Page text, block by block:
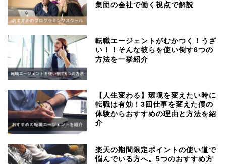
集団の会社で働く視点で解説
転職エージェントがむかつく！うざ
い！！そんな彼らを使い倒す6つの
方法を一挙紹介
【人生変わる】環境を変えたい時に
転職は有効！3回仕事を変えた僕の
体験からおすすめの理由と方法を紹
介
楽天の期間限定ポイントの使い道で
悩んでいる方へ。5つのおすすめ方